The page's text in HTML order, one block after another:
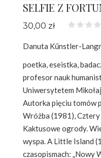
SELFIE Z
30,00 zł
Danuta Kűnstler-
poetka, eseistka,
profesor nauk
Uniwersytetem
Autorka pięciu tomów
Wróżba (1981),
Kaktusowe ogrody.
wyspa. A Little Island
czasopismach: „Nowy